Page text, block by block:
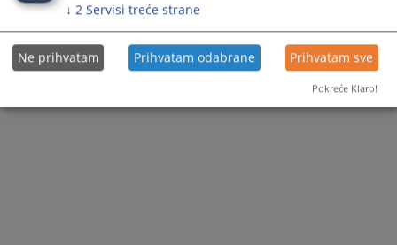
↓ 2 Servisi treće strane
Ne prihvatam Prihvatam odabrane Prihvatam sve
Pokreće Klaro!